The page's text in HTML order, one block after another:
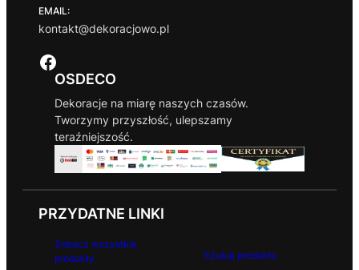
EMAIL:
kontakt@dekoracjowo.pl
Facebook
OSDECO
Dekoracje na miarę naszych czasów.
Tworzymy przyszłość, ulepszamy
teraźniejszość.
PRZYDATNE LINKI
Zobacz wszystkie
produkty
Szukaj produktu